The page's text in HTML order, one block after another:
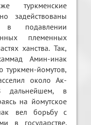
туркменские
задействованы
в подавлении
племенных
ханства. Так,
Амин-инак
туркмен-йомутов,
около Ак-
дальнейшем, в
на йомутское
вел борьбу с
в государстве.